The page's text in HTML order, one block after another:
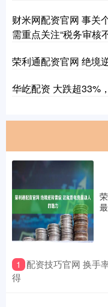
财米网配资官网 事关
需重点关注“税务审核
荣利通配资官网 绝境
华屹配资 大跌超33%
1 配资技巧官网 换手
得